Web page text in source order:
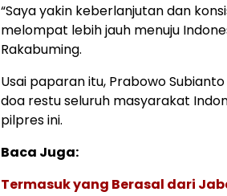
“Saya yakin keberlanjutan dan
melompat lebih jauh menuju
Rakabuming.
Usai paparan itu, Prabowo
doa restu seluruh masyarakat
pilpres ini.
Baca Juga:
Termasuk yang Berasal dari